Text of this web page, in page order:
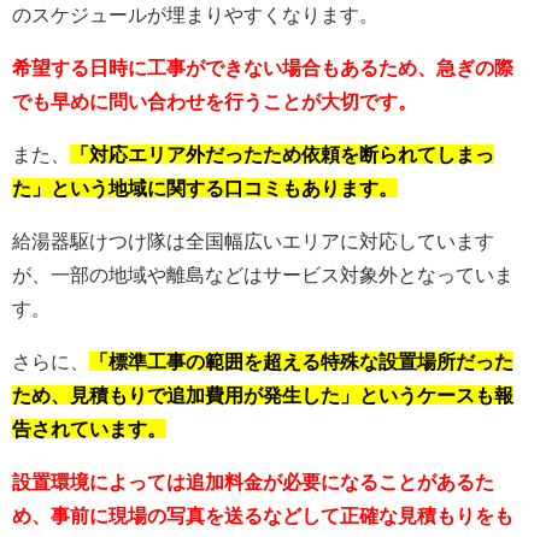
のスケジュールが埋まりやすくなります。
希望する日時に工事ができない場合もあるため、急ぎの際
でも早めに問い合わせを行うことが大切です。
また、
「対応エリア外だったため依頼を断られてしまっ
た」という地域に関する口コミもあります。
給湯器駆けつけ隊は全国幅広いエリアに対応しています
が、一部の地域や離島などはサービス対象外となっていま
す。
さらに、
「標準工事の範囲を超える特殊な設置場所だった
ため、見積もりで追加費用が発生した」というケースも報
告されています。
設置環境によっては追加料金が必要になることがあるた
め、事前に現場の写真を送るなどして正確な見積もりをも